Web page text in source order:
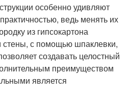
особенно удивляют
ведь менять их
из гипсокартона
стены, с помощью шпаклевки,
создавать целостный
преимуществом
является